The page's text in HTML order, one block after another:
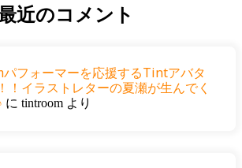
近のコメント
フォーマーを応援するTintアバタ
！イラストレターの夏瀬が生んでく
に tintroom より